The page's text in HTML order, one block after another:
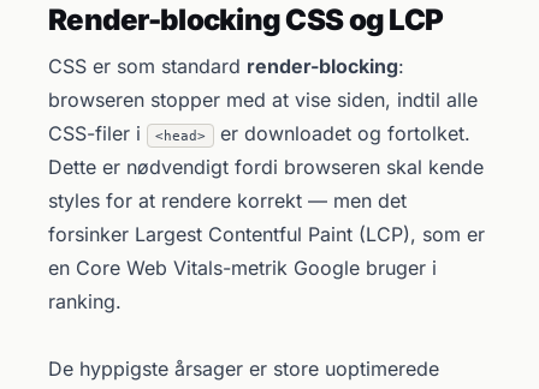
Render-blocking CSS og LCP
CSS er som standard render-blocking:
browseren stopper med at vise siden, indtil alle
CSS-filer i
<head>
er downloadet og fortolket.
Dette er nødvendigt fordi browseren skal kende
styles for at rendere korrekt — men det
forsinker Largest Contentful Paint (LCP), som er
en Core Web Vitals-metrik Google bruger i
ranking.
De hyppigste årsager er store uoptimerede